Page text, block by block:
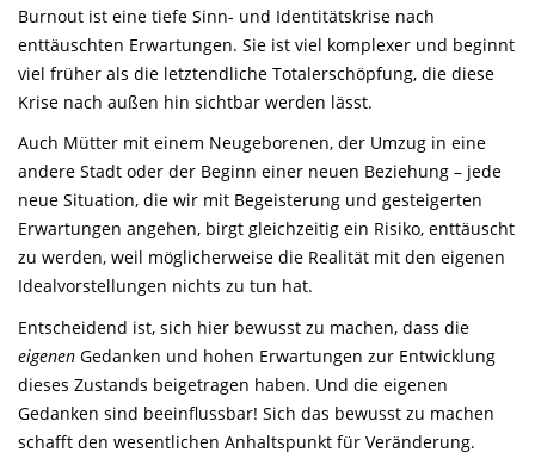
Burnout ist eine tiefe Sinn- und Identitätskrise nach
enttäuschten Erwartungen. Sie ist viel komplexer und beginnt
viel früher als die letztendliche Totalerschöpfung, die diese
Krise nach außen hin sichtbar werden lässt.
Auch Mütter mit einem Neugeborenen, der Umzug in eine
andere Stadt oder der Beginn einer neuen Beziehung – jede
neue Situation, die wir mit Begeisterung und gesteigerten
Erwartungen angehen, birgt gleichzeitig ein Risiko, enttäuscht
zu werden, weil möglicherweise die Realität mit den eigenen
Idealvorstellungen nichts zu tun hat.
Entscheidend ist, sich hier bewusst zu machen, dass die
eigenen Gedanken und hohen Erwartungen zur Entwicklung
dieses Zustands beigetragen haben. Und die eigenen
Gedanken sind beeinflussbar! Sich das bewusst zu machen
schafft den wesentlichen Anhaltspunkt für Veränderung.